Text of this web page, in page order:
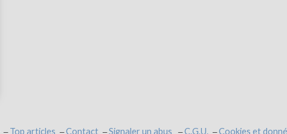
Top articles Contact Signaler un abus C.G.U. Cookies et